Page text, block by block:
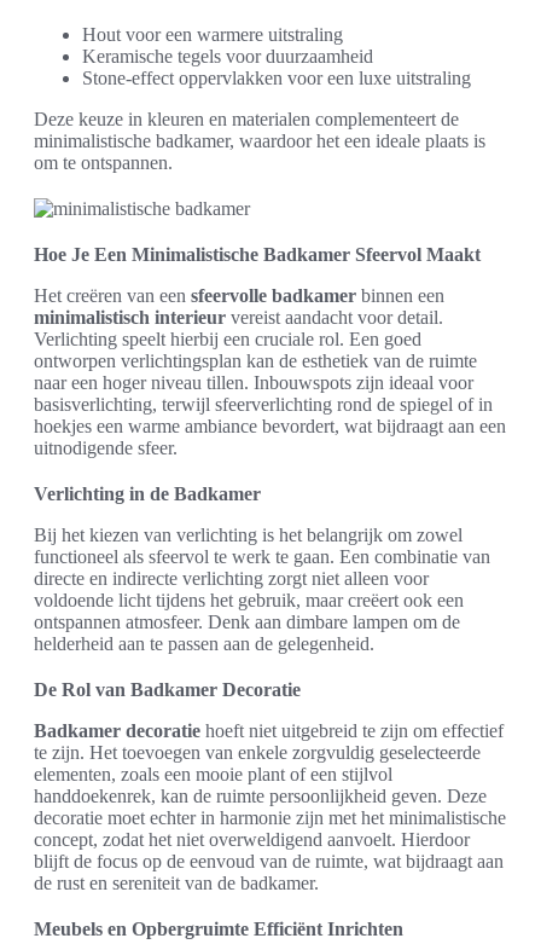
Hout voor een warmere uitstraling
Keramische tegels voor duurzaamheid
Stone-effect oppervlakken voor een luxe uitstraling
Deze keuze in kleuren en materialen complementeert de
minimalistische badkamer, waardoor het een ideale plaats is
om te ontspannen.
Hoe Je Een Minimalistische Badkamer Sfeervol Maakt
Het creëren van een sfeervolle badkamer binnen een
minimalistisch interieur vereist aandacht voor detail.
Verlichting speelt hierbij een cruciale rol. Een goed
ontworpen verlichtingsplan kan de esthetiek van de ruimte
naar een hoger niveau tillen. Inbouwspots zijn ideaal voor
basisverlichting, terwijl sfeerverlichting rond de spiegel of in
hoekjes een warme ambiance bevordert, wat bijdraagt aan een
uitnodigende sfeer.
Verlichting in de Badkamer
Bij het kiezen van verlichting is het belangrijk om zowel
functioneel als sfeervol te werk te gaan. Een combinatie van
directe en indirecte verlichting zorgt niet alleen voor
voldoende licht tijdens het gebruik, maar creëert ook een
ontspannen atmosfeer. Denk aan dimbare lampen om de
helderheid aan te passen aan de gelegenheid.
De Rol van Badkamer Decoratie
Badkamer decoratie hoeft niet uitgebreid te zijn om effectief
te zijn. Het toevoegen van enkele zorgvuldig geselecteerde
elementen, zoals een mooie plant of een stijlvol
handdoekenrek, kan de ruimte persoonlijkheid geven. Deze
decoratie moet echter in harmonie zijn met het minimalistische
concept, zodat het niet overweldigend aanvoelt. Hierdoor
blijft de focus op de eenvoud van de ruimte, wat bijdraagt aan
de rust en sereniteit van de badkamer.
Meubels en Opbergruimte Efficiënt Inrichten